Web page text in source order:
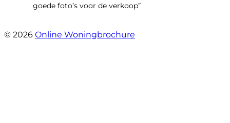
goede foto’s voor de verkoop”
© 2026 Online Woningbrochure